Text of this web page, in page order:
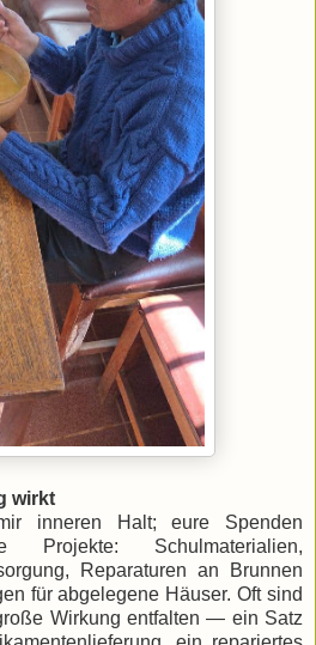
wirkt
inneren Halt; eure Spenden
Projekte: Schulmaterialien,
Reparaturen an Brunnen
für abgelegene Häuser. Oft sind
Wirkung entfalten — ein Satz